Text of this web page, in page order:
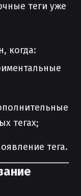
теги уже
когда:
тегах;
тега.